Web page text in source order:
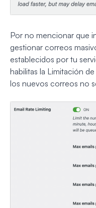
Por no mencionar que
gestionar correos
establecidos por tu
habilitas la Limitación
los nuevos correos no